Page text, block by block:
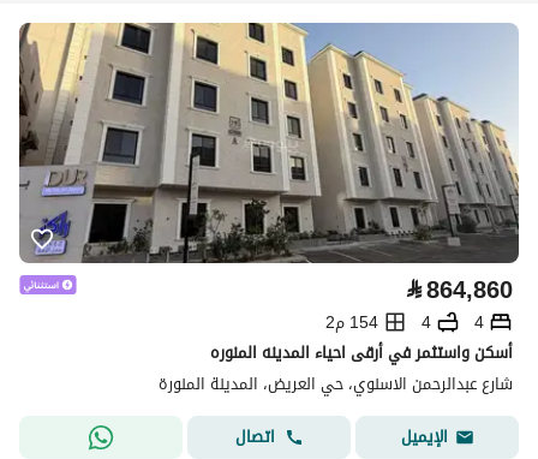
⃁864,860
4
4
154 م2
أسكن واستثمر في أرقى احياء المدينه المنوره
شارع عبدالرحمن الاسنوي، حي العريض، المدينة المنورة
الإيميل
اتصال